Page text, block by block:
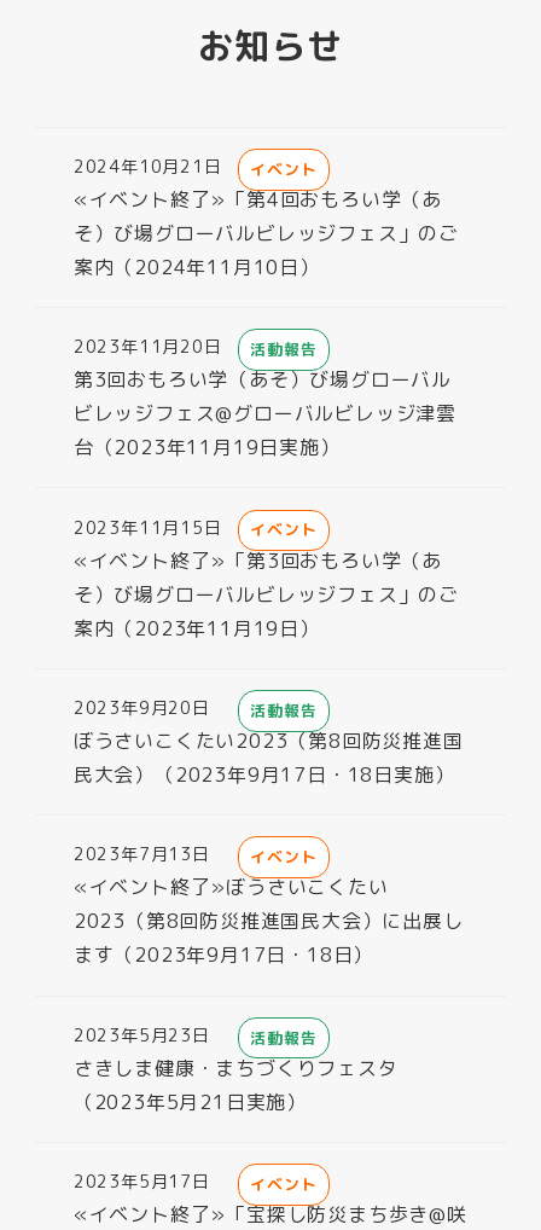
お知らせ
イベント
«イベント終了»「第4回おもろい学（あ
そ）び場グローバルビレッジフェス」のご
案内（2024年11月10日）
投稿日
2024年10月21日
活動報告
第3回おもろい学（あそ）び場グローバル
ビレッジフェス@グローバルビレッジ津雲
台（2023年11月19日実施）
投稿日
2023年11月20日
イベント
«イベント終了»「第3回おもろい学（あ
そ）び場グローバルビレッジフェス」のご
案内（2023年11月19日）
投稿日
2023年11月15日
活動報告
ぼうさいこくたい2023（第8回防災推進国
民大会）（2023年9月17日・18日実施）
投稿日
2023年9月20日
イベント
«イベント終了»ぼうさいこくたい
2023（第8回防災推進国民大会）に出展し
ます（2023年9月17日・18日）
投稿日
2023年7月13日
活動報告
さきしま健康・まちづくりフェスタ
（2023年5月21日実施）
投稿日
2023年5月23日
イベント
«イベント終了»「宝探し防災まち歩き@咲
投稿日
2023年5月17日